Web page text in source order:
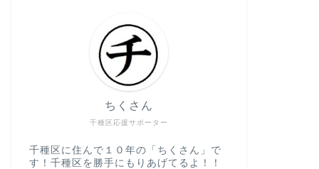
千種区応援サポーター
ちくさん
千種区に住んで１０年の「ちくさん」で
す！千種区を勝手にもりあげてるよ！！